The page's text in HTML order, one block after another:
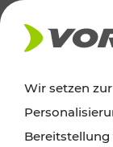
AKTUELLES
Wir setzen
Bereitstellung